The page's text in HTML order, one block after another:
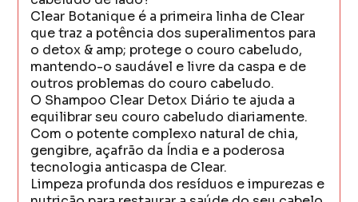
Clear Botanique é a primeira linha de Clear
que traz a potência dos superalimentos para
o detox & amp; protege o couro cabeludo,
mantendo-o saudável e livre da caspa e de
outros problemas do couro cabeludo.
O Shampoo Clear Detox Diário te ajuda a
equilibrar seu couro cabeludo diariamente.
Com o potente complexo natural de chia,
gengibre, açafrão da Índia e a poderosa
tecnologia anticaspa de Clear.
Limpeza profunda dos resíduos e impurezas e